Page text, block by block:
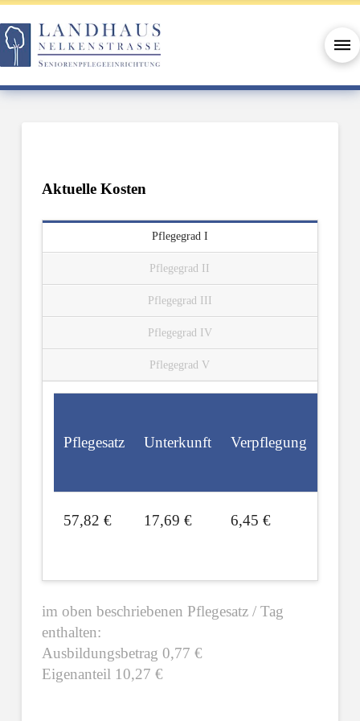
Aktuelle Kosten
Pflegegrad I
Pflegegrad II
Pflegegrad III
Pflegegrad IV
Pflegegrad V
Pflegesatz Unterkunft Verpflegung
57,82 € 17,69 € 6,45 €
im oben beschriebenen Pflegesatz / Tag
enthalten:
Ausbildungsbetrag 0,77 €
Eigenanteil 10,27 €